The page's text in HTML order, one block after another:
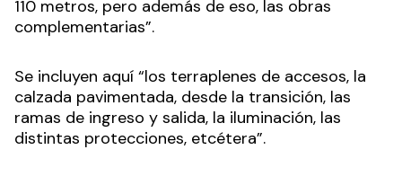
110 metros, pero además de eso, las obras
complementarias”.
Se incluyen aquí “los terraplenes de accesos, la
calzada pavimentada, desde la transición, las
ramas de ingreso y salida, la iluminación, las
distintas protecciones, etcétera”.